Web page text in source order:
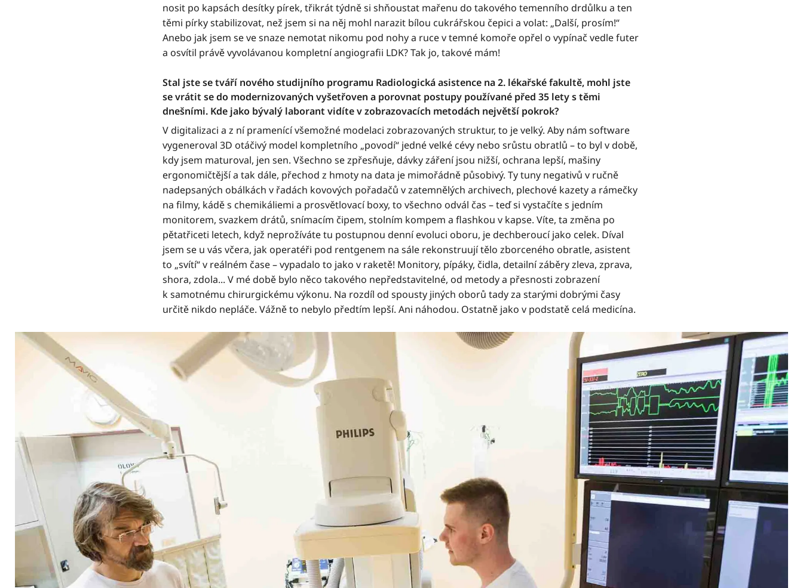
nosit po kapsách desítky pírek, třikrát týdně si shňoustat mařenu do takového temenního drdůlku a ten
těmi pírky stabilizovat, než jsem si na něj mohl narazit bílou cukrářskou čepici a volat: „Další, prosím!“
Anebo jak jsem se ve snaze nemotat nikomu pod nohy a ruce v temné komoře opřel o vypínač vedle futer
a osvítil právě vyvolávanou kompletní angiografii LDK? Tak jo, takové mám!
Stal jste se tváří nového studijního programu Radiologická asistence na 2. lékařské fakultě, mohl jste
se vrátit se do modernizovaných vyšetřoven a porovnat postupy používané před 35 lety s těmi
dnešními. Kde jako bývalý laborant vidíte v zobrazovacích metodách největší pokrok?
V digitalizaci a z ní pramenící všemožné modelaci zobrazovaných struktur, to je velký. Aby nám software
vygeneroval 3D otáčivý model kompletního „povodí“ jedné velké cévy nebo srůstu obratlů – to byl v době,
kdy jsem maturoval, jen sen. Všechno se zpřesňuje, dávky záření jsou nižší, ochrana lepší, mašiny
ergonomičtější a tak dále, přechod z hmoty na data je mimořádně působivý. Ty tuny negativů v ručně
nadepsaných obálkách v řadách kovových pořadačů v zatemnělých archivech, plechové kazety a rámečky
na filmy, kádě s chemikáliemi a prosvětlovací boxy, to všechno odvál čas – teď si vystačíte s jedním
monitorem, svazkem drátů, snímacím čipem, stolním kompem a flashkou v kapse. Víte, ta změna po
pětatřiceti letech, když neprožíváte tu postupnou denní evoluci oboru, je dechberoucí jako celek. Díval
jsem se u vás včera, jak operatéři pod rentgenem na sále rekonstruují tělo zborceného obratle, asistent
to „svítí“ v reálném čase – vypadalo to jako v raketě! Monitory, pípáky, čidla, detailní záběry zleva, zprava,
shora, zdola... V mé době bylo něco takového nepředstavitelné, od metody a přesnosti zobrazení
k samotnému chirurgickému výkonu. Na rozdíl od spousty jiných oborů tady za starými dobrými časy
určitě nikdo nepláče. Vážně to nebylo předtím lepší. Ani náhodou. Ostatně jako v podstatě celá medicína.